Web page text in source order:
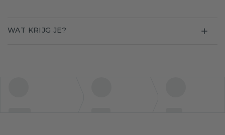
WAT KRIJG JE?